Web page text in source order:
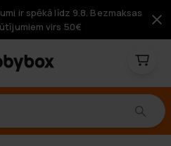
ir spēkā līdz 9.8. Bezmaksas
virs 50€